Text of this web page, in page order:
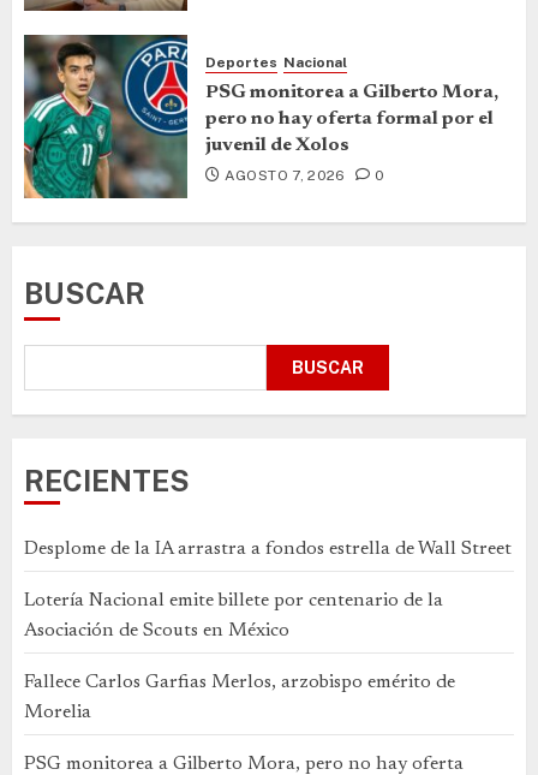
Deportes Nacional
PSG monitorea a Gilberto Mora,
pero no hay oferta formal por el
juvenil de Xolos
AGOSTO 7, 2026 0
BUSCAR
BUSCAR
RECIENTES
Desplome de la IA arrastra a fondos estrella de Wall Street
Lotería Nacional emite billete por centenario de la
Asociación de Scouts en México
Fallece Carlos Garfias Merlos, arzobispo emérito de
Morelia
PSG monitorea a Gilberto Mora, pero no hay oferta